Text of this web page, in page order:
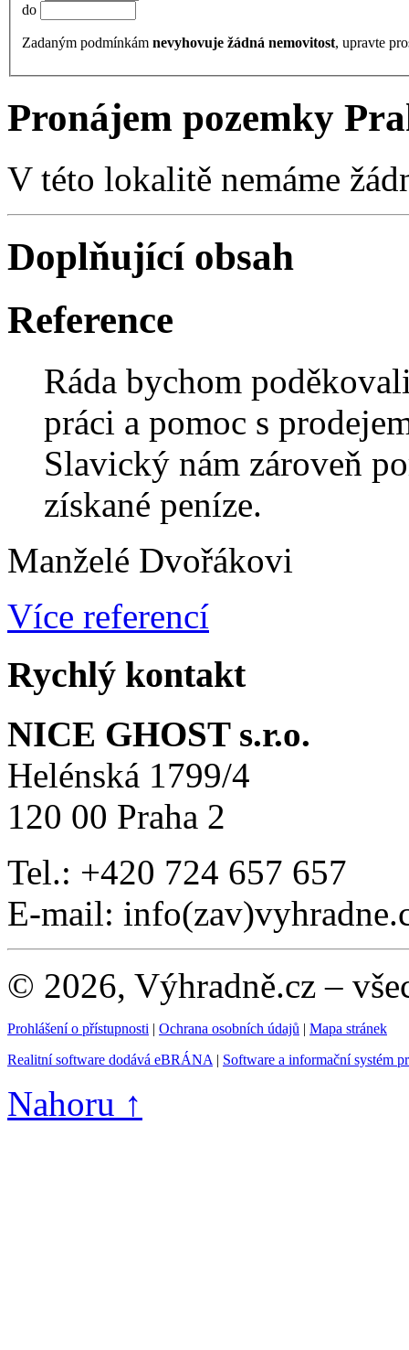
do
Zadaným podmínkám nevyhovuje žádná nemovitost, upravte
Pronájem pozemky
V této lokalitě nemáme
Doplňující obsah
Reference
Ráda bychom
práci a pomoc s
Slavický nám zároveň
získané peníze.
Manželé Dvořákovi
Více referencí
Rychlý kontakt
NICE GHOST s.r.o.
Helénská 1799/4
120 00 Praha 2
Tel.: +420 724 657 657
E-mail:
© 2026, Výhradně.cz –
Prohlášení o přístupnosti | Ochrana osobních údajů | Mapa stránek
Realitní software dodává eBRÁNA | Software a informační systém
Nahoru ↑